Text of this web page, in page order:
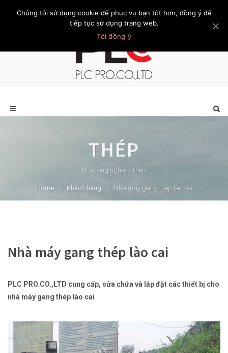
Trang chủ Giới thiệu Khách hàng Liên hệ Thành viên
THÉP
Khu công nghiệp Thép
Home / Khách hàng / Nhà máy gang thép lào cai
Nhà máy gang thép lào cai
PLC PRO.CO.,LTD cung cấp, sửa chữa và lắp đặt các thiết bị cho
nhà máy gang thép lào cai
Chúng tôi sử dụng cookie để phục vụ bạn tốt hơn, đồng ý để
tiếp tục sử dụng trang web.
Tôi đồng ý